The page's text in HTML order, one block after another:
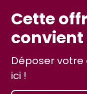
Cette
convient
Déposer
ici !